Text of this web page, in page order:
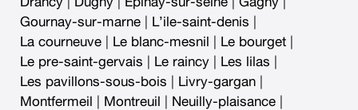
Gournay-sur-marne
L’ile-saint-denis
La courneuve
Le blanc-mesnil Le bourget
Le pre-saint-gervais
Le raincy Les lilas
Les pavillons-sous-bois
Livry-gargan
Montfermeil
Montreuil Neuilly-plaisance